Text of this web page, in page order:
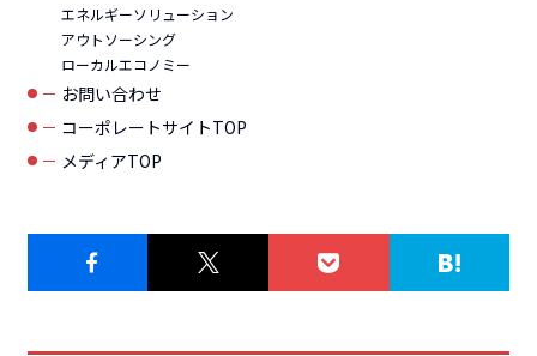
エネルギーソリューション
アウトソーシング
ローカルエコノミー
お問い合わせ
コーポレートサイトTOP
メディアTOP